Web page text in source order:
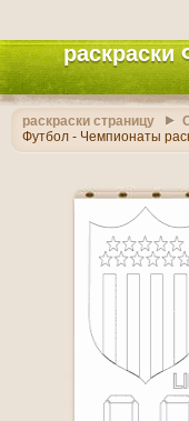
раскраски страницу
Футбол - Чемпионаты